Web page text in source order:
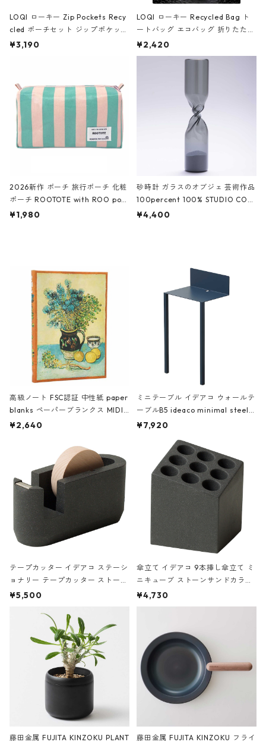
LOQI ローキー Zip Pockets Recy
cled ポーチセット ジップポケット
ファスナーポーチ 撥水加工 トラベ
ーガンディー、オフホワイト
¥3,190
LOQI ローキー Recycled Bag ト
ートバッグ エコバッグ 折りたたみ
大きめ 撥水加工 収納ポーチ CRO
CODILE/Black クロコダイル/ブラ
¥2,420
2026新作 ポーチ 旅行ポーチ 化粧
ポーチ ROOTOTE with ROO pou
ch 3532 ルートート WR.ポーチ.ラ
¥1,980
砂時計 ガラスのオブジェ 芸術作品
100percent 100% STUDIO COH
AKU Timeless 100パーセント ス
¥4,400
高級ノート FSC認証 中性紙 paper
blanks ペーパーブランクス MIDI
ハードカバー 罫線 ヴァン・ゴッホ
¥2,640
ミニテーブル イデアコ ウォールテ
ーブルB5 ideaco minimal steel f
urniture WALL Table B5 ネイビー
¥7,920
テープカッター イデアコ ステーシ
ョナリー テープカッター ストーン
サンドカラー 石調 ideaco Station
¥5,500
傘立て イデアコ 9本挿し傘立て ミ
ニキューブ ストーンサンドカラー
石調 ideaco Umbrella Stand CUB
E ストーンサンドブラック
¥4,730
藤田金属 FUJITA KINZOKU PLANT
藤田金属 FUJITA KINZOKU フライ